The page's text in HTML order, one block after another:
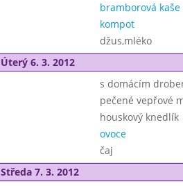
bramborová kaše
kompot
džus,mléko
Úterý 6. 3. 2012
s domácím
pečené vepřové
houskový knedlík
ovoce
čaj
Středa 7. 3. 2012